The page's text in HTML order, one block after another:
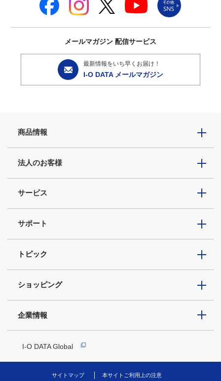
メールマガジン 配信サービス
最新情報をいち早くお届け！
I-O DATA メールマガジン
商品情報
法人のお客様
サービス
サポート
トピック
ショッピング
企業情報
I-O DATA Global
サイトマップ 本サイトご利用上の注意